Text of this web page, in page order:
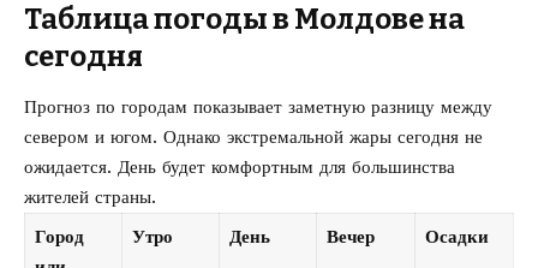
Таблица погоды в Молдове на
сегодня
Прогноз по городам показывает заметную разницу между
севером и югом. Однако экстремальной жары сегодня не
ожидается. День будет комфортным для большинства
жителей страны.
Город
Утро День Вечер Осадки